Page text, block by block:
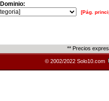
[Pág.
** Precios
© 2002/2022 Solo10.com